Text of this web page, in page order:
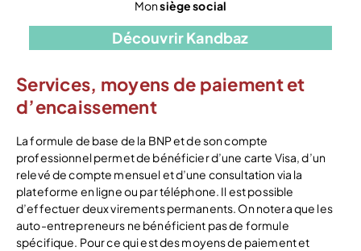
Monsiège social
Découvrir Kandbaz
Services, moyens de paiement et
d’encaissement
La formule de base de la BNP et de son compte
professionnel permet de bénéficier d’une carte Visa, d’un
relevé de compte mensuel et d’une consultation via la
plateforme en ligne ou par téléphone. Il est possible
d’effectuer deux virements permanents. On notera que les
auto-entrepreneurs ne bénéficient pas de formule
spécifique. Pour ce qui est des moyens de paiement et